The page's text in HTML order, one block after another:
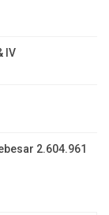
IV
2.604.961